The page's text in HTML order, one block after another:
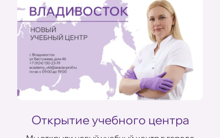
Открытие учебного центра